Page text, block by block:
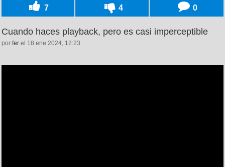
7 4 0
Cuando haces playback, pero es casi imperceptible
por fer el 18 ene 2024, 12:23